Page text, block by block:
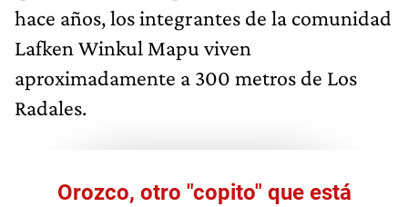
hace años, los integrantes de la comunidad
Lafken Winkul Mapu viven
aproximadamente a 300 metros de Los
Radales.
Orozco, otro "copito" que está